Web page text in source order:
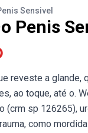
Sensivel
Penis
reveste a glande,
ao toque, até o.
(crm sp 126265),
como